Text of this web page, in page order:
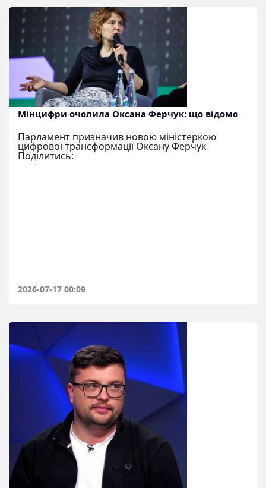
Мінцифри очолила Оксана Ферчук: що відомо
Парламент призначив новою міністеркою
цифрової трансформації Оксану Ферчук
Поділитись:
2026-07-17 00:09